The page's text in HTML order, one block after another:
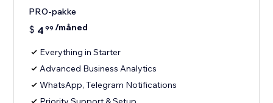
PRO-pakke
$ 4 99 /måned
Everything in Starter
Advanced Business Analytics
WhatsApp, Telegram Notifications